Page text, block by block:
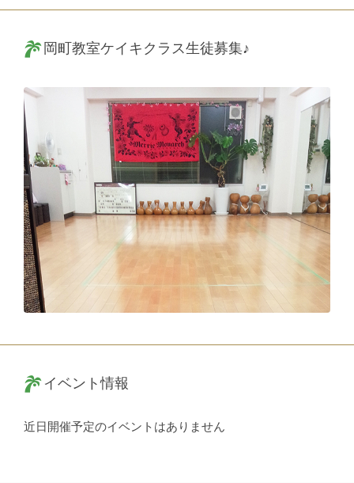
岡町教室ケイキクラス生徒募集♪
イベント情報
近日開催予定のイベントはありません